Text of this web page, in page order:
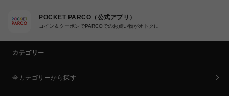
POCKET PARCO（公式アプリ）
コイン＆クーポンでPARCOでのお買い物がオトクに
カテゴリー
全カテゴリーから探す